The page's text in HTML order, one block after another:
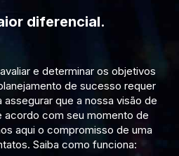
diferencial.
e determinar os objetivos
de sucesso requer
que a nossa visão de
acordo com seu momento de
aqui o compromisso de uma
Saiba como funciona: